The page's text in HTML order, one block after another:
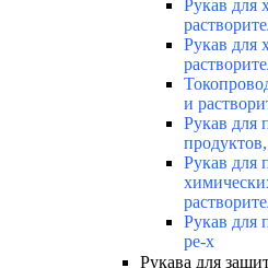
Рукав для
Рукав для
и
Рукав для
Рукав для
Рукав для
pe-x
Рукава для